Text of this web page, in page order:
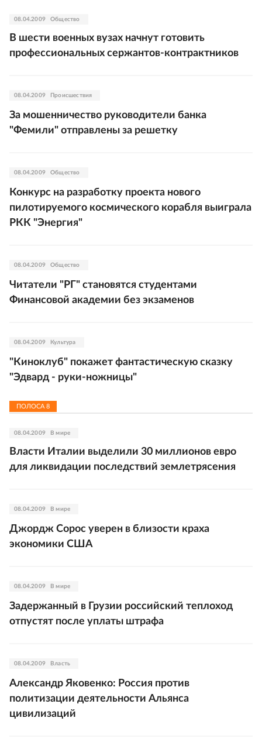
08.04.2009 Общество
В шести военных вузах начнут готовить
профессиональных сержантов-контрактников
08.04.2009 Происшествия
За мошенничество руководители банка
"Фемили" отправлены за решетку
08.04.2009 Общество
Конкурс на разработку проекта нового
пилотируемого космического корабля выиграла
РКК "Энергия"
08.04.2009 Общество
Читатели "РГ" становятся студентами
Финансовой академии без экзаменов
08.04.2009 Культура
"Киноклуб" покажет фантастическую сказку
"Эдвард - руки-ножницы"
ПОЛОСА 8
08.04.2009 В мире
Власти Италии выделили 30 миллионов евро
для ликвидации последствий землетрясения
08.04.2009 В мире
Джордж Сорос уверен в близости краха
экономики США
08.04.2009 В мире
Задержанный в Грузии российский теплоход
отпустят после уплаты штрафа
08.04.2009 Власть
Александр Яковенко: Россия против
политизации деятельности Альянса
цивилизаций